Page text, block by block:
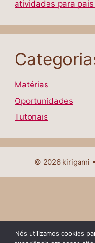
atividades para
Matérias
Oportunidades
Tutoriais
© 2026 kirigami
Nós utilizamos cookies